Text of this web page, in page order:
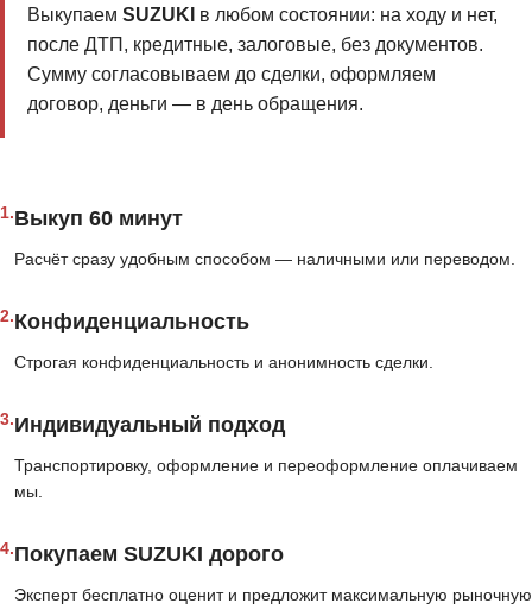
Выкупаем SUZUKI в любом состоянии: на ходу и нет,
после ДТП, кредитные, залоговые, без документов.
Сумму согласовываем до сделки, оформляем
договор, деньги — в день обращения.
1.Выкуп 60 минут
Расчёт сразу удобным способом — наличными или переводом.
2.Конфиденциальность
Строгая конфиденциальность и анонимность сделки.
3.Индивидуальный подход
Транспортировку, оформление и переоформление оплачиваем
мы.
4.Покупаем SUZUKI дорого
Эксперт бесплатно оценит и предложит максимальную рыночную